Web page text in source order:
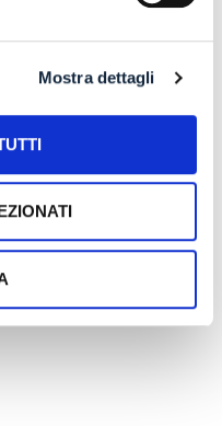
Mostra dettagli